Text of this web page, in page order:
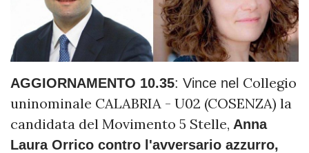
AGGIORNAMENTO 10.35: Vince nel Collegio
uninominale CALABRIA - U02 (COSENZA) la
candidata del Movimento 5 Stelle, Anna
Laura Orrico contro l'avversario azzurro,